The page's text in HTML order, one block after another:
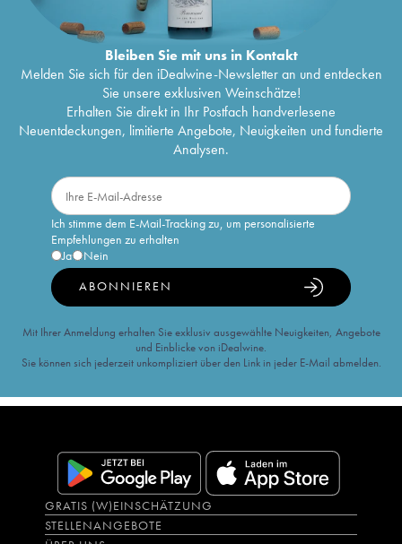
Bleiben Sie mit uns in Kontakt
Melden Sie sich für den iDealwine-Newsletter an und entdecken
Sie unsere exklusiven Weinschätze!
Erhalten Sie direkt in Ihr Postfach handverlesene
Neuentdeckungen, limitierte Angebote, Neuigkeiten und fundierte
Analysen.
Ich stimme dem E-Mail-Tracking zu, um personalisierte
Empfehlungen zu erhalten
Ja
Nein
ABONNIEREN
Mit Ihrer Anmeldung erhalten Sie exklusiv ausgewählte Neuigkeiten, Angebote
und Einblicke von iDealwine.
Sie können sich jederzeit unkompliziert über den Link in jeder E-Mail abmelden.
GRATIS (W)EINSCHÄTZUNG
STELLENANGEBOTE